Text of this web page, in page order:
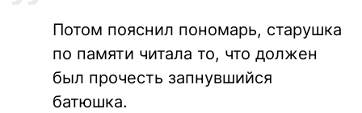
Потом пояснил пономарь, старушка
по памяти читала то, что должен
был прочесть запнувшийся
батюшка.